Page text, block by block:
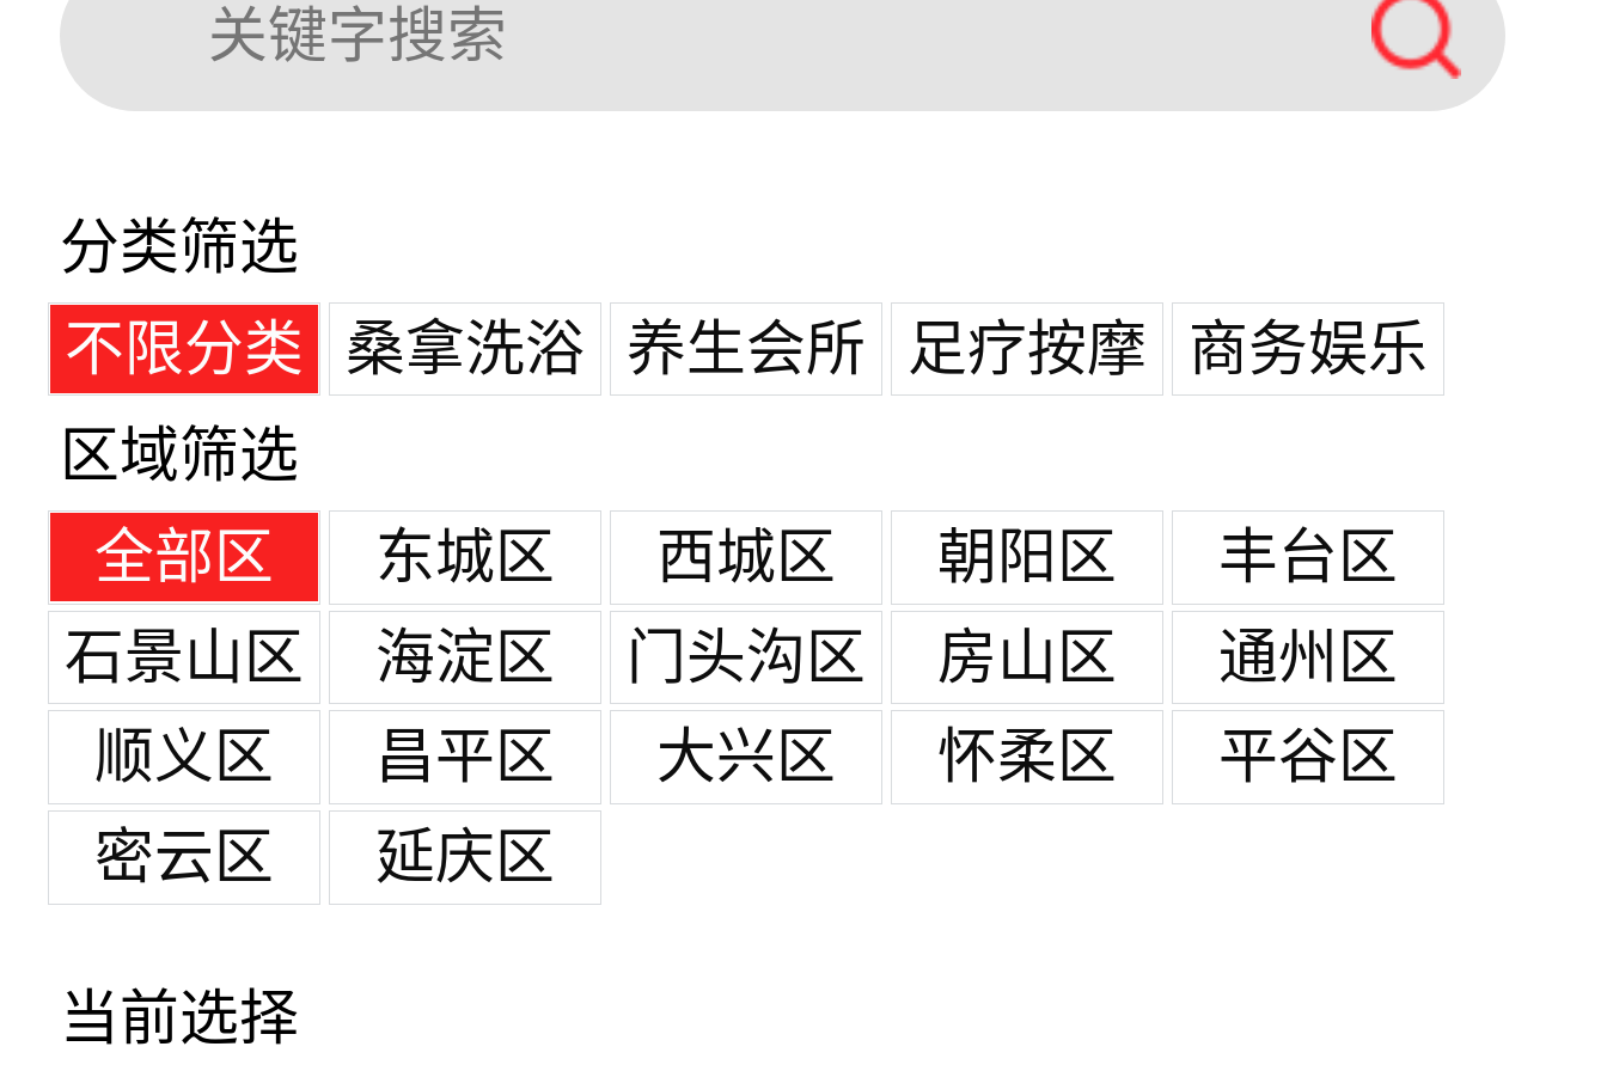
分类筛选
不限分类
桑拿洗浴 养生会所 足疗按摩
商务娱乐
区域筛选
全部区
东城区 西城区 朝阳区
丰台区
石景山区
海淀区 门头沟区 房山区
通州区
顺义区
昌平区 大兴区 怀柔区
平谷区
密云区
延庆区
当前选择